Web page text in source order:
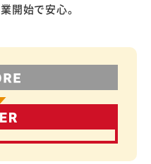
業開始で安心。